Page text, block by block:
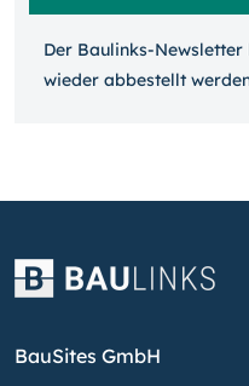
Der Baulinks-
wieder ab­bestellt
BauSites GmbH